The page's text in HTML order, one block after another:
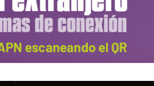
Genil
Noticias